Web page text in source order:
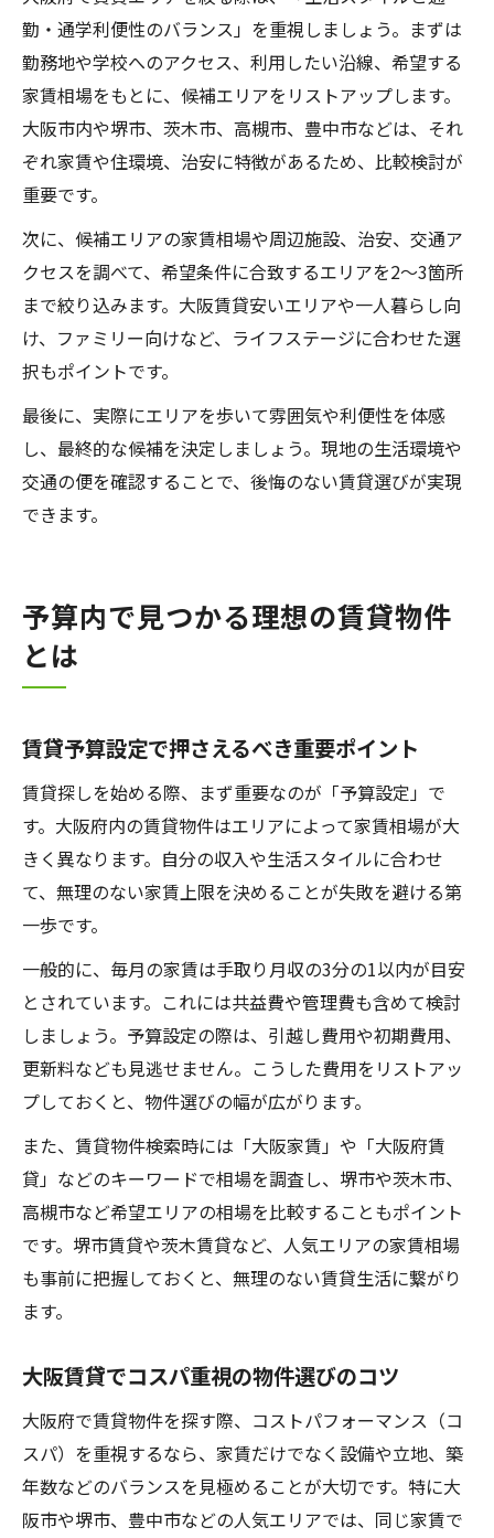
勤・通学利便性のバランス」を重視しましょう。まずは
勤務地や学校へのアクセス、利用したい沿線、希望する
家賃相場をもとに、候補エリアをリストアップします。
大阪市内や堺市、茨木市、高槻市、豊中市などは、それ
ぞれ家賃や住環境、治安に特徴があるため、比較検討が
重要です。
次に、候補エリアの家賃相場や周辺施設、治安、交通ア
クセスを調べて、希望条件に合致するエリアを2～3箇所
まで絞り込みます。大阪賃貸安いエリアや一人暮らし向
け、ファミリー向けなど、ライフステージに合わせた選
択もポイントです。
最後に、実際にエリアを歩いて雰囲気や利便性を体感
し、最終的な候補を決定しましょう。現地の生活環境や
交通の便を確認することで、後悔のない賃貸選びが実現
できます。
予算内で見つかる理想の賃貸物件
とは
賃貸予算設定で押さえるべき重要ポイント
賃貸探しを始める際、まず重要なのが「予算設定」で
す。大阪府内の賃貸物件はエリアによって家賃相場が大
きく異なります。自分の収入や生活スタイルに合わせ
て、無理のない家賃上限を決めることが失敗を避ける第
一歩です。
一般的に、毎月の家賃は手取り月収の3分の1以内が目安
とされています。これには共益費や管理費も含めて検討
しましょう。予算設定の際は、引越し費用や初期費用、
更新料なども見逃せません。こうした費用をリストアッ
プしておくと、物件選びの幅が広がります。
また、賃貸物件検索時には「大阪家賃」や「大阪府賃
貸」などのキーワードで相場を調査し、堺市や茨木市、
高槻市など希望エリアの相場を比較することもポイント
です。堺市賃貸や茨木賃貸など、人気エリアの家賃相場
も事前に把握しておくと、無理のない賃貸生活に繋がり
ます。
大阪賃貸でコスパ重視の物件選びのコツ
大阪府で賃貸物件を探す際、コストパフォーマンス（コ
スパ）を重視するなら、家賃だけでなく設備や立地、築
年数などのバランスを見極めることが大切です。特に大
阪市や堺市、豊中市などの人気エリアでは、同じ家賃で